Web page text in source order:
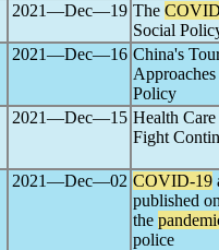
2021―Dec―19 The
Social
2021―Dec―16 China's
Policy
2021―Dec―15 Health
Fight
2021―Dec―02 COVID-19
published
the
police